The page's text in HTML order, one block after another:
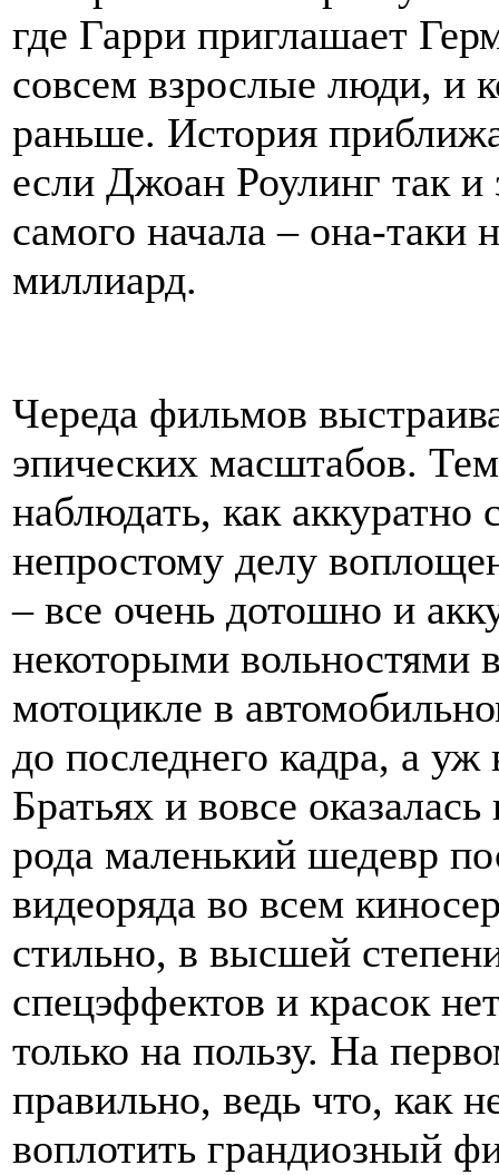
где Гарри приглашает
совсем взрослые люди, и
раньше. История
если Джоан Роулинг так
самого начала – она-таки
миллиард.
Череда фильмов
эпических масштабов.
наблюдать, как аккуратно
непростому делу
– все очень дотошно и
некоторыми вольностями
мотоцикле в
до последнего кадра, а уж
Братьях и вовсе
рода маленький шедевр
видеоряда во всем
стильно, в высшей
спецэффектов и красок
только на пользу. На
правильно, ведь что, как
воплотить грандиозный